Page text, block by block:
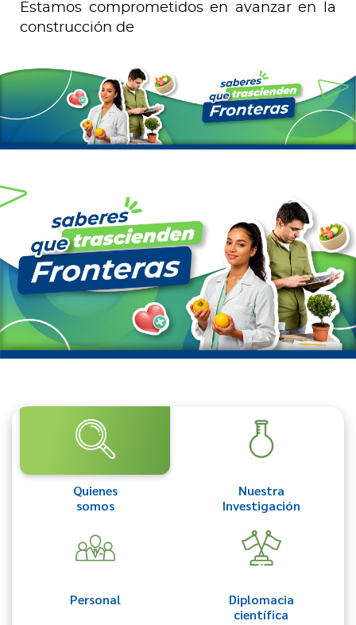
Estamos comprometidos en avanzar en la
construcción de
Quienes
somos
Nuestra
Investigación
Personal
Diplomacia
científica